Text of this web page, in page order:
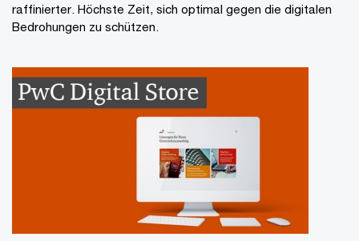
raffinierter. Höchste Zeit, sich optimal gegen die digitalen
Bedrohungen zu schützen.